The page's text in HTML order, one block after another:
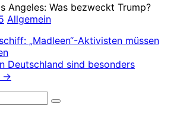
Angeles: Was bezweckt Trump?
Allgemein
„Madleen“-Aktivisten müssen
Deutschland sind besonders
→